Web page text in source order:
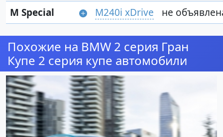
M Special M240i xDrive не
Похожие на BMW 2 серия Гран
Купе 2 серия купе автомобили